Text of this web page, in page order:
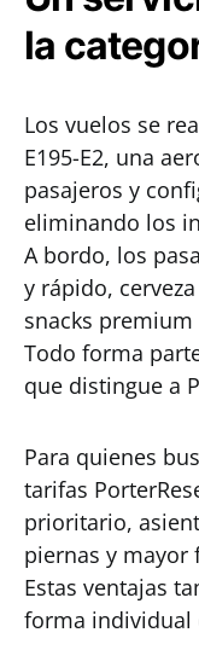
la
Los vuelos se
E195-E2, una
pasajeros y
eliminando los
A bordo, los
y rápido,
snacks
Todo forma
que distingue a
Para quienes
tarifas
prioritario,
piernas y mayor
Estas ventajas
forma individual